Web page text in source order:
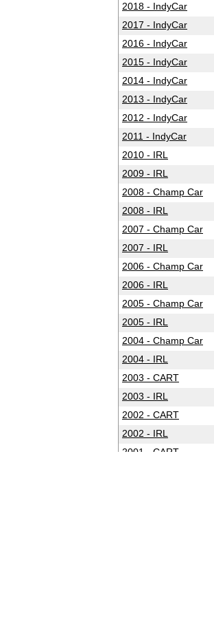
2018 - IndyCar
2017 - IndyCar
2016 - IndyCar
2015 - IndyCar
2014 - IndyCar
2013 - IndyCar
2012 - IndyCar
2011 - IndyCar
2010 - IRL
2009 - IRL
2008 - Champ Car
2008 - IRL
2007 - Champ Car
2007 - IRL
2006 - Champ Car
2006 - IRL
2005 - Champ Car
2005 - IRL
2004 - Champ Car
2004 - IRL
2003 - CART
2003 - IRL
2002 - CART
2002 - IRL
2001 - CART